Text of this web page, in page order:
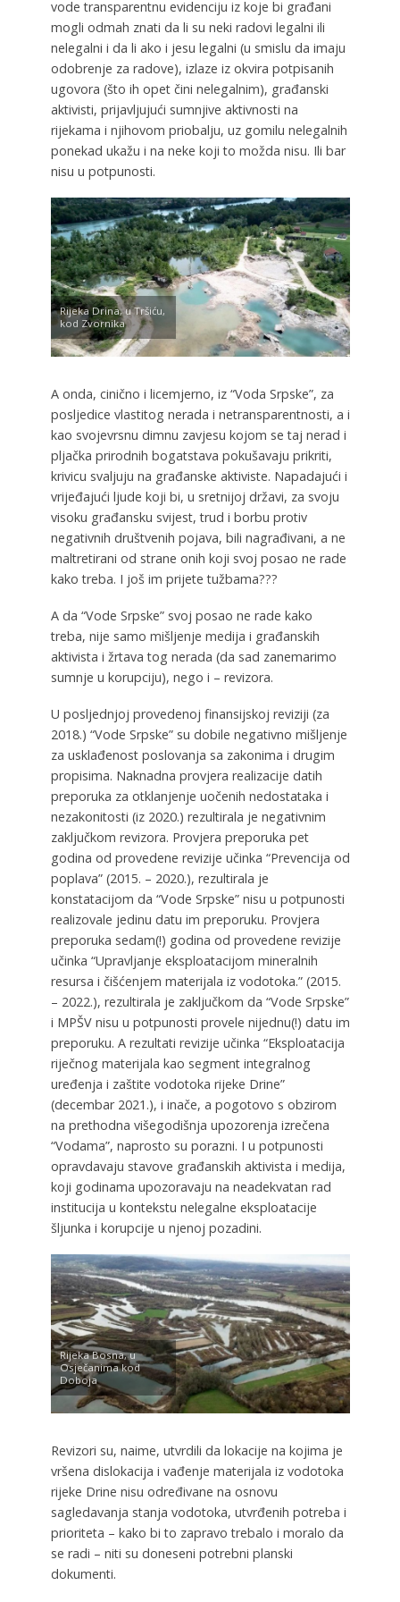
vode transparentnu evidenciju iz koje bi građani
mogli odmah znati da li su neki radovi legalni ili
nelegalni i da li ako i jesu legalni (u smislu da imaju
odobrenje za radove), izlaze iz okvira potpisanih
ugovora (što ih opet čini nelegalnim), građanski
aktivisti, prijavljujući sumnjive aktivnosti na
rijekama i njihovom priobalju, uz gomilu nelegalnih
ponekad ukažu i na neke koji to možda nisu. Ili bar
nisu u potpunosti.
Rijeka Drina, u Tršiću,
kod Zvornika
A onda, cinično i licemjerno, iz “Voda Srpske”, za
posljedice vlastitog nerada i netransparentnosti, a i
kao svojevrsnu dimnu zavjesu kojom se taj nerad i
pljačka prirodnih bogatstava pokušavaju prikriti,
krivicu svaljuju na građanske aktiviste. Napadajući i
vrijeđajući ljude koji bi, u sretnijoj državi, za svoju
visoku građansku svijest, trud i borbu protiv
negativnih društvenih pojava, bili nagrađivani, a ne
maltretirani od strane onih koji svoj posao ne rade
kako treba. I još im prijete tužbama???
A da “Vode Srpske” svoj posao ne rade kako
treba, nije samo mišljenje medija i građanskih
aktivista i žrtava tog nerada (da sad zanemarimo
sumnje u korupciju), nego i – revizora.
U posljednjoj provedenoj finansijskoj reviziji (za
2018.) “Vode Srpske” su dobile negativno mišljenje
za usklađenost poslovanja sa zakonima i drugim
propisima. Naknadna provjera realizacije datih
preporuka za otklanjenje uočenih nedostataka i
nezakonitosti (iz 2020.) rezultirala je negativnim
zaključkom revizora. Provjera preporuka pet
godina od provedene revizije učinka “Prevencija od
poplava” (2015. – 2020.), rezultirala je
konstatacijom da “Vode Srpske” nisu u potpunosti
realizovale jedinu datu im preporuku. Provjera
preporuka sedam(!) godina od provedene revizije
učinka “Upravljanje eksploatacijom mineralnih
resursa i čišćenjem materijala iz vodotoka.” (2015.
– 2022.), rezultirala je zaključkom da “Vode Srpske”
i MPŠV nisu u potpunosti provele nijednu(!) datu im
preporuku. A rezultati revizije učinka “Eksploatacija
riječnog materijala kao segment integralnog
uređenja i zaštite vodotoka rijeke Drine”
(decembar 2021.), i inače, a pogotovo s obzirom
na prethodna višegodišnja upozorenja izrečena
“Vodama”, naprosto su porazni. I u potpunosti
opravdavaju stavove građanskih aktivista i medija,
koji godinama upozoravaju na neadekvatan rad
institucija u kontekstu nelegalne eksploatacije
šljunka i korupcije u njenoj pozadini.
Rijeka Bosna, u
Osječanima kod
Doboja
Revizori su, naime, utvrdili da lokacije na kojima je
vršena dislokacija i vađenje materijala iz vodotoka
rijeke Drine nisu određivane na osnovu
sagledavanja stanja vodotoka, utvrđenih potreba i
prioriteta – kako bi to zapravo trebalo i moralo da
se radi – niti su doneseni potrebni planski
dokumenti.